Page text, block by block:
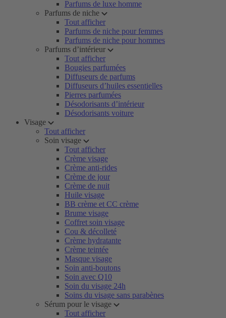
Parfums de luxe homme
Parfums de niche
Tout afficher
Parfums de niche pour femmes
Parfums de niche pour hommes
Parfums d’intérieur
Tout afficher
Bougies parfumées
Diffuseurs de parfums
Diffuseurs d’huiles essentielles
Pierres parfumées
Désodorisants d’intérieur
Désodorisants voiture
Visage
Tout afficher
Soin visage
Tout afficher
Crème visage
Crème anti-rides
Crème de jour
Crème de nuit
Huile visage
BB crème et CC crème
Brume visage
Coffret soin visage
Cou & décolleté
Crème hydratante
Crème teintée
Masque visage
Soin anti-boutons
Soin avec Q10
Soin du visage 24h
Soins du visage sans parabènes
Sérum pour le visage
Tout afficher